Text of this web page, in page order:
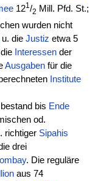
121 /2 Mill. Pfd. St.;
wurden nicht
die Justiz etwa 5
Interessender
Ausgabenfür die
Institute
bestand bis Ende
od.
richtiger Sipahis
drei
. Die reguläre
aus 74